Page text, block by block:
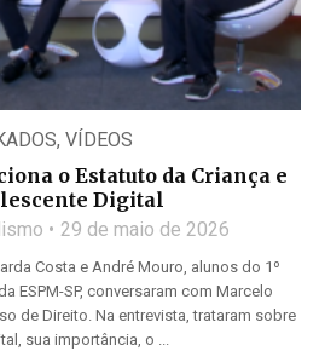
, VÍDEOS
o Estatuto da Criança e
Digital
29 de maio de 2026
Costa e André Mouro, alunos do 1º
ESPM-SP, conversaram com Marcelo
de Direito. Na entrevista, trataram sobre
sua importância, o ...